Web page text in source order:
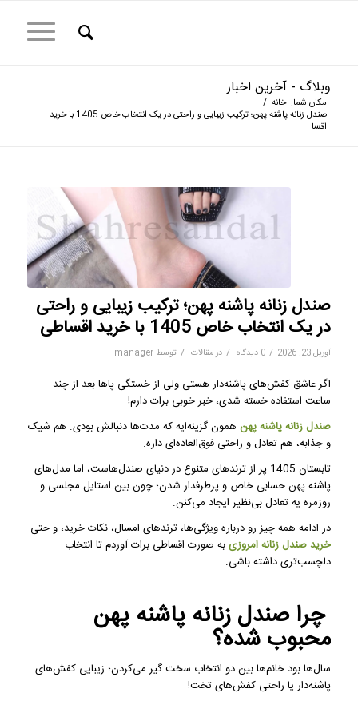
وبلاگ - آخرین اخبار
مکان شما: خانه /
صندل زنانه پاشنه پهن؛ ترکیب زیبایی و راحتی در یک انتخاب خاص 1405 با خرید
اقسا...
صندل زنانه پاشنه پهن؛ ترکیب زیبایی و راحتی
در یک انتخاب خاص 1405 با خرید اقساطی
آوریل 23, 2026 / 0 دیدگاه / درمقالات / توسط manager
اگر عاشق کفش‌های پاشنه‌دار هستی ولی از خستگی پاها بعد از چند
ساعت استفاده خسته شدی، خبر خوبی برات دارم!
صندل زنانه پاشنه پهنهمون گزینه‌ایه که مدت‌ها دنبالش بودی. هم شیک
و جذابه، هم تعادل و راحتی فوق‌العاده‌ای داره.
تابستان 1405 پر از ترندهای متنوع در دنیای صندل‌هاست، اما مدل‌های
پاشنه پهن حسابی خاص و پرطرفدار شدن؛ چون بین استایل مجلسی و
روزمره یه تعادل بی‌نظیر ایجاد می‌کنن.
در ادامه همه چیز رو درباره ویژگی‌ها، ترندهای امسال، نکات خرید، و حتی
خرید صندل زنانه امروزیبه صورت اقساطی برات آوردم تا انتخاب
دلچسب‌تری داشته باشی.
چرا صندل زنانه پاشنه پهن
محبوب شده؟
سال‌ها بود خانم‌ها بین دو انتخاب سخت گیر می‌کردن؛ زیبایی کفش‌های
پاشنه‌دار یا راحتی کفش‌های تخت!